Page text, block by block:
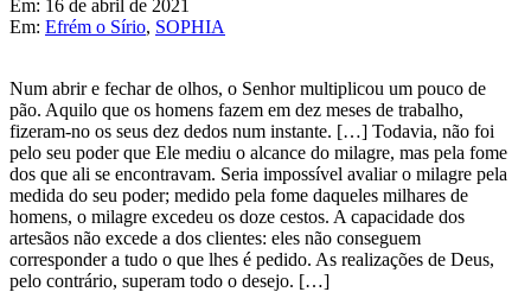
Em: 16 de abril de 2021
Em: Efrém o Sírio, SOPHIA
Num abrir e fechar de olhos, o Senhor multiplicou um pouco de
pão. Aquilo que os homens fazem em dez meses de trabalho,
fizeram-no os seus dez dedos num instante. […] Todavia, não foi
pelo seu poder que Ele mediu o alcance do milagre, mas pela fome
dos que ali se encontravam. Seria impossível avaliar o milagre pela
medida do seu poder; medido pela fome daqueles milhares de
homens, o milagre excedeu os doze cestos. A capacidade dos
artesãos não excede a dos clientes: eles não conseguem
corresponder a tudo o que lhes é pedido. As realizações de Deus,
pelo contrário, superam todo o desejo. […]